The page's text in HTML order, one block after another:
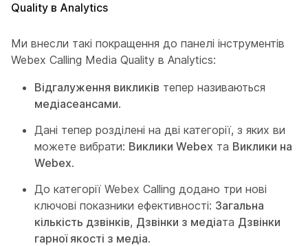
Quality в Analytics
Ми внесли такі покращення до панелі інструментів
Webex Calling Media Quality в Analytics:
Відгалуження викликів тепер називаються
медіасеансами.
Дані тепер розділені на дві категорії, з яких ви
можете вибрати: Виклики Webex та Виклики на
Webex.
До категорії Webex Calling додано три нові
ключові показники ефективності: Загальна
кількість дзвінків, Дзвінки з медіата Дзвінки
гарної якості з медіа.